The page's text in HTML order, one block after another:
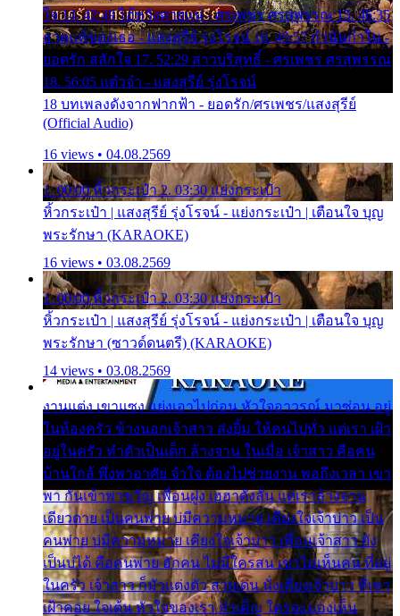
ใจ 14. 42:49 ไอ้หวังตายแน่ - ศรเพชร ศรสุพรรณ 15. 46:35
ธาตุแท้ของเธอ - แสงสุรีย์ รุ่งโรจน์ 16. 49:57 กำนันกำใน -
ยอดรัก สลักใจ 17. 52:29 สาวบริสุทธิ์ - ศรเพชร ศรสุพรรณ
18. 56:05 แต๋วจ๋า - แสงสุรีย์ รุ่งโรจน์
18 บทเพลงดังจากฟากฟ้า - ยอดรัก/ศรเพชร/แสงสุรีย์
(Official Audio)
16 views • 04.08.2569
1. 00:00 หิ้วกระเป๋า 2. 03:30 แย่งกระเป๋า
หิ้วกระเป๋า | แสงสุรีย์ รุ่งโรจน์ - แย่งกระเป๋า | เตือนใจ บุญ
พระรักษา (KARAOKE)
16 views • 03.08.2569
1. 00:00 หิ้วกระเป๋า 2. 03:30 แย่งกระเป๋า
หิ้วกระเป๋า | แสงสุรีย์ รุ่งโรจน์ - แย่งกระเป๋า | เตือนใจ บุญ
พระรักษา (ซาวด์ดนตรี) (KARAOKE)
14 views • 03.08.2569
งานแต่ง เขาแซง แย่งเอาไปก่อน หัวใจอาวรณ์ มาซ่อน อยู่
ในห้องครัว ข้างนอกเจ้าสาว ส่งยิ้ม ให้คนไปทั่ว แต่เรา เฝ้า
อยู่ในครัว ทำตัวเป็นเด็ก ล้างจาน ในเมื่อ เจ้าสาว คือคน
บ้านใกล้ พึ่งพาอาศัย จำใจ ต้องไปช่วยงาน พอถึงเวลา เขา
พา กันเข้าพาขวัญ เพื่อนฝูง เฮฮาดังลั่น แต่เราล้างจาน
เดียวดาย เป็นคนพ่าย บ่มีความหมาย เคียงใจเจ้าบ่าว เป็น
คนพ่าย บ่มีความหมาย เคียงใจเจ้าบ่าว เพื่อนเจ้าสาว ยัง
เป็นบ่ได้ คือคนพ่าย ฮักคน ไม่มีใครสน เขาไม่เห็นคน ที่อยู่
ในครัว เจ้าสาว ก็มัวแต่งตัว สวยเด่น นั่งเคียงเจ้าบ่าว ที่เขา
เฝ้าคอย ใจเต้น หัวใจของเรา ลำเค็ญ ใครจะมองเห็น